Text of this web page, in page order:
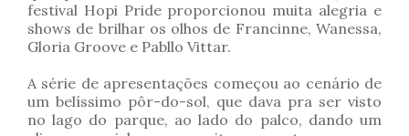
festival Hopi Pride proporcionou muita alegria e
shows de brilhar os olhos de Francinne, Wanessa,
Gloria Groove e Pabllo Vittar.
A série de apresentações começou ao cenário de
um belíssimo pôr-do-sol, que dava pra ser visto
no lago do parque, ao lado do palco, dando um